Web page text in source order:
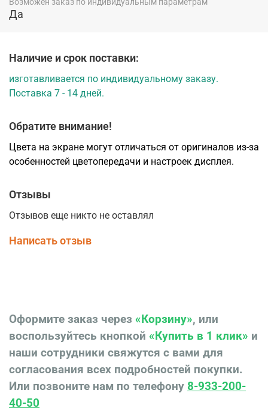
МДФ и покрытый плёнкой экошпон, который придаёт
двери дополнительный объём и изысканность.
Купить межкомнатную дверь ТОСКАНА 640.21 с
багетом по низкой цене от производителя со склада в
Красноярске Вы можете в дверном салоне-магазине
Возможен заказ по индивидуальным параметрам
Да
Наличие и срок поставки:
изготавливается по индивидуальному заказу.
Поставка 7 - 14 дней.
Обратите внимание!
Цвета на экране могут отличаться от оригиналов из-за
особенностей цветопередачи и настроек дисплея.
Отзывы
Отзывов еще никто не оставлял
Написать отзыв
Оформите заказ через «Корзину», или
воспользуйтесь кнопкой «Купить в 1 клик» и
наши сотрудники свяжутся с вами для
согласования всех подробностей покупки.
Или позвоните нам по телефону 8-933-200-
40-50